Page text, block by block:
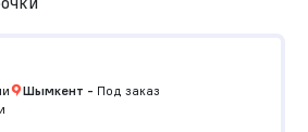
Шымкент - Под заказ